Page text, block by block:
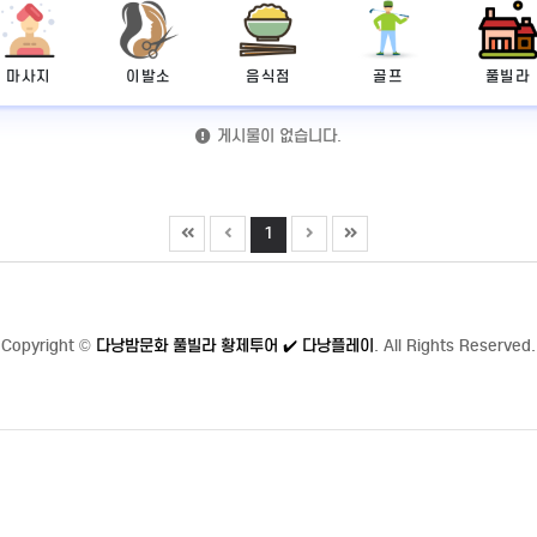
마사지 이발소 음식점 골프 풀빌라
게시물이 없습니다.
1
Copyright © 다낭밤문화 풀빌라 황제투어 ✔️ 다낭플레이. All Rights Reserved.